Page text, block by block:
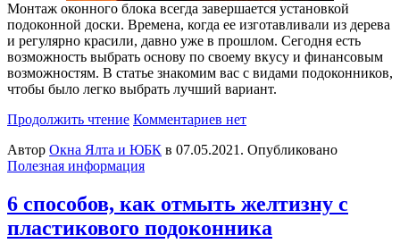
Монтаж оконного блока всегда завершается установкой
подоконной доски. Времена, когда ее изготавливали из дерева
и регулярно красили, давно уже в прошлом. Сегодня есть
возможность выбрать основу по своему вкусу и финансовым
возможностям. В статье знакомим вас с видами подоконников,
чтобы было легко выбрать лучший вариант.
Продолжить чтение Комментариев нет
Автор Окна Ялта и ЮБК в 07.05.2021 . Опубликовано
Полезная информация
6 способов, как отмыть желтизну с
пластикового подоконника